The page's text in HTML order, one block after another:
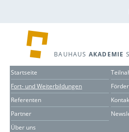
BAUHAUS AKADEMIE
Startseite
Fort- und Weiterbildungen
Referenten
Partner
Über uns